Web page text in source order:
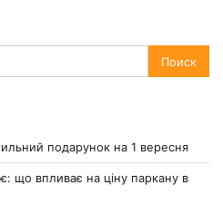
подарунок на 1 вересня
що впливає на ціну паркану в